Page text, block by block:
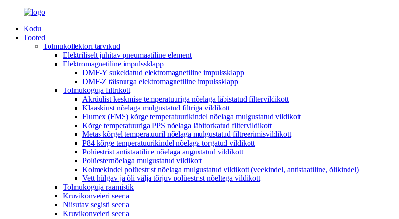
Kodu
Tooted
Tolmukollektori tarvikud
Elektriliselt juhitav pneumaatiline element
Elektromagnetiline impulssklapp
DMF-Y sukeldatud elektromagnetiline impulssklapp
DMF-Z täisnurga elektromagnetiline impulssklapp
Tolmukoguja filtrikott
Akrüülist keskmise temperatuuriga nõelaga läbistatud filtervildikott
Klaaskiust nõelaga mulgustatud filtriga vildikott
Flumex (FMS) kõrge temperatuurikindel nõelaga mulgustatud vildikott
Kõrge temperatuuriga PPS nõelaga läbitorkatud filtervildikott
Metas kõrgel temperatuuril nõelaga mulgustatud filtreerimisvildikott
P84 kõrge temperatuurikindel nõelaga torgatud vildikott
Polüestrist antistaatiline nõelaga augustatud vildikott
Polüesternõelaga mulgustatud vildikott
Kolmekindel polüestrist nõelaga mulgustatud vildikott (veekindel, antistaatiline, õlikindel)
Vett hülgav ja õli välja tõrjuv polüestrist nõeltega vildikott
Tolmukoguja raamistik
Kruvikonveieri seeria
Niisutav segisti seeria
Kruvikonveieri seeria